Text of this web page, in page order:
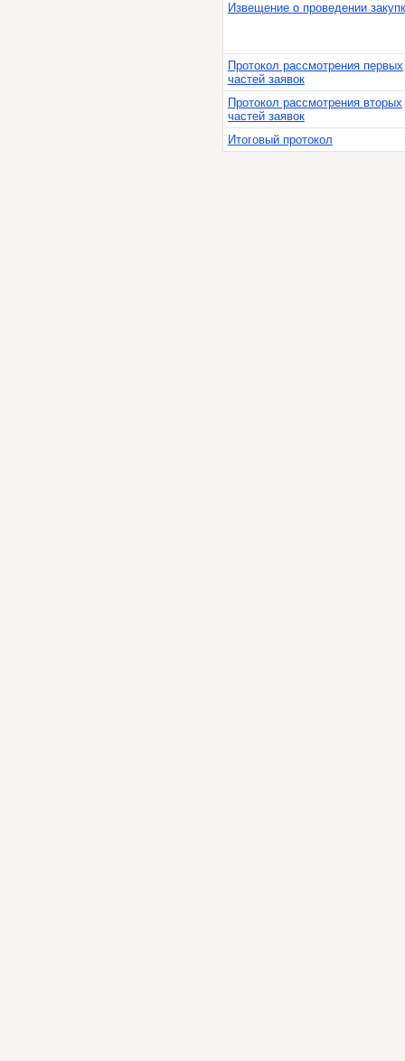
Извещение о проведении
Протокол рассмотрения первых
частей заявок
Протокол рассмотрения вторых
частей заявок
Итоговый протокол